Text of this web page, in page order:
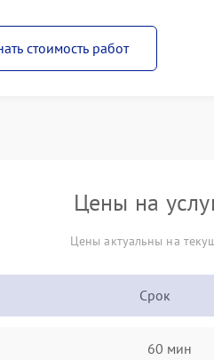
стоимость работ
Цены на
Цены актуальны на
Срок
60 мин